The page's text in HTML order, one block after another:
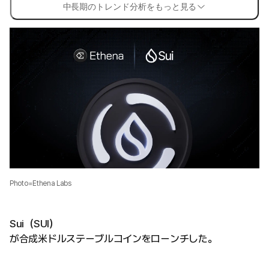
中長期のトレンド分析をもっと見る
Photo=Ethena Labs
Sui（SUI）
が合成米ドルステーブルコインをローンチした。